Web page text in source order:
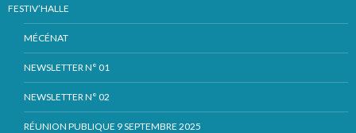
FESTIV’HALLE
MÉCÉNAT
NEWSLETTER N° 01
NEWSLETTER N° 02
RÉUNION PUBLIQUE 9 SEPTEMBRE 2025